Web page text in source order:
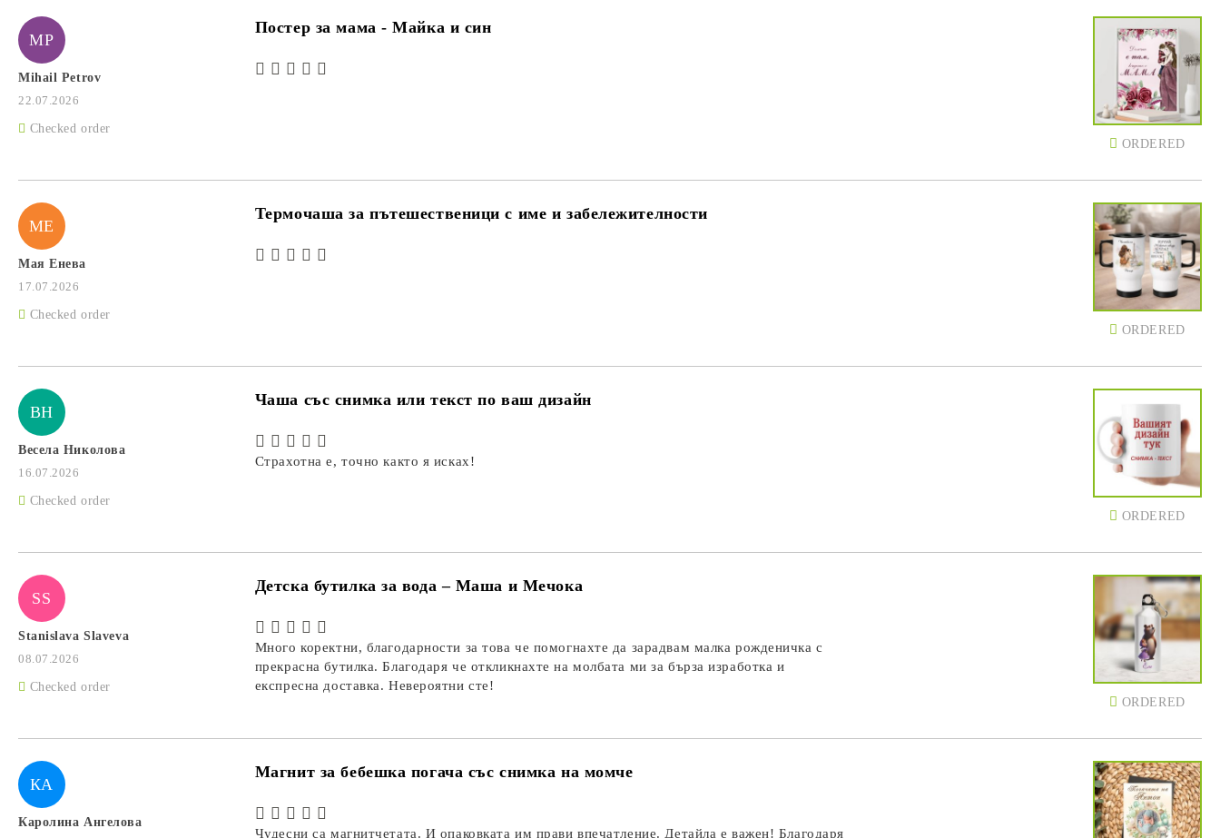
MP
Mihail Petrov
22.07.2026
Checked order
Постер за мама - Майка и син
ORDERED
МЕ
Мая Енева
17.07.2026
Checked order
Термочаша за пътешественици с име и забележителности
ORDERED
ВН
Весела Николова
16.07.2026
Checked order
Чаша със снимка или текст по ваш дизайн
Страхотна е, точно както я исках!
ORDERED
SS
Stanislava Slaveva
08.07.2026
Checked order
Детска бутилка за вода – Маша и Мечока
Много коректни, благодарности за това че помогнахте да зарадвам малка рожденичка с
прекрасна бутилка. Благодаря че откликнахте на молбата ми за бърза изработка и
експресна доставка. Невероятни сте!
ORDERED
КА
Каролина Ангелова
Магнит за бебешка погача със снимка на момче
Чудесни са магнитчетата. И опаковката им прави впечатление. Детайла е важен! Благодаря